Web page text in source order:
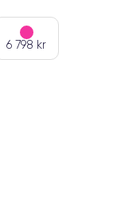
6 798 kr